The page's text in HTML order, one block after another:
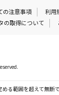
の注意事項
利用
の取得について
る範囲を超えて無断